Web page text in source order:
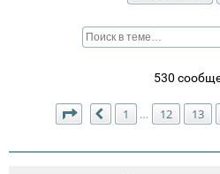
530
Страница 15 из16
Пред.
1 … 12 13